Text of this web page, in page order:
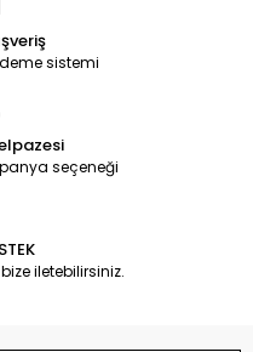
sistemi
seçeneği
iletebilirsiniz.